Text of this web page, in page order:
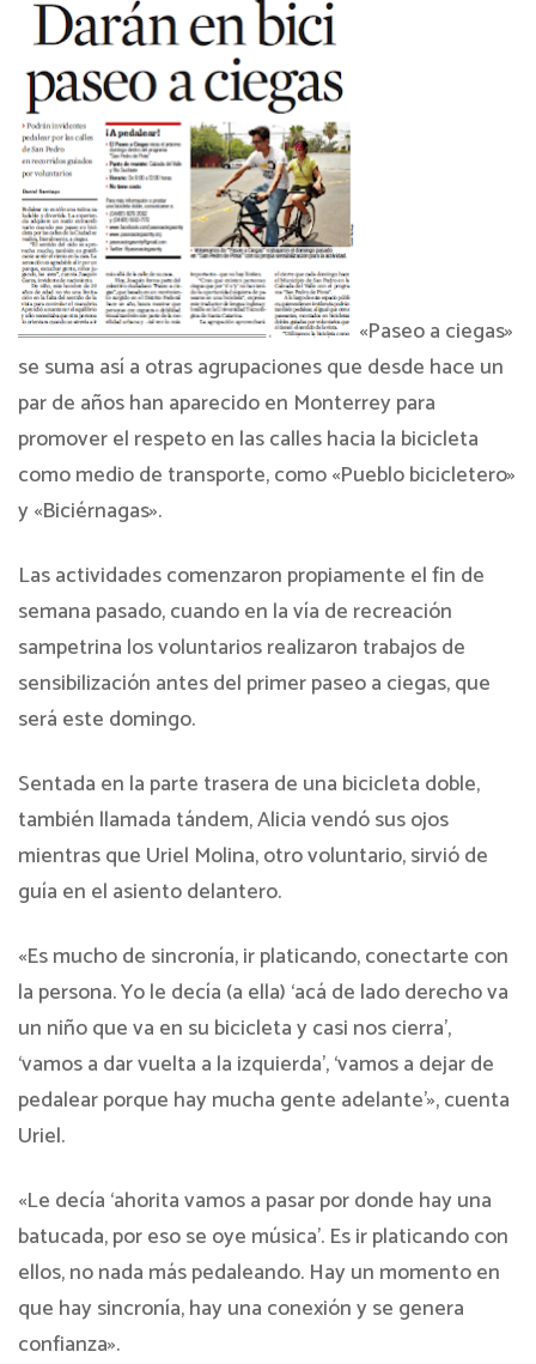
«Paseo a ciegas»
se suma así a otras agrupaciones que desde hace un
par de años han aparecido en Monterrey para
promover el respeto en las calles hacia la bicicleta
como medio de transporte, como «Pueblo bicicletero»
y «Biciérnagas».
Las actividades comenzaron propiamente el fin de
semana pasado, cuando en la vía de recreación
sampetrina los voluntarios realizaron trabajos de
sensibilización antes del primer paseo a ciegas, que
será este domingo.
Sentada en la parte trasera de una bicicleta doble,
también llamada tándem, Alicia vendó sus ojos
mientras que Uriel Molina, otro voluntario, sirvió de
guía en el asiento delantero.
«Es mucho de sincronía, ir platicando, conectarte con
la persona. Yo le decía (a ella) ‘acá de lado derecho va
un niño que va en su bicicleta y casi nos cierra’,
‘vamos a dar vuelta a la izquierda’, ‘vamos a dejar de
pedalear porque hay mucha gente adelante'», cuenta
Uriel.
«Le decía ‘ahorita vamos a pasar por donde hay una
batucada, por eso se oye música’. Es ir platicando con
ellos, no nada más pedaleando. Hay un momento en
que hay sincronía, hay una conexión y se genera
confianza».